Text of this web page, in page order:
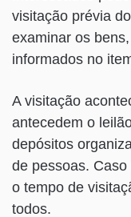
visitação prévia
examinar os
informados no
A visitação
antecedem o
depósitos
de pessoas.
o tempo de
todos.